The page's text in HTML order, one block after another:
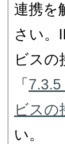
連携を
さい。
ビスの
「
ビスの
い。